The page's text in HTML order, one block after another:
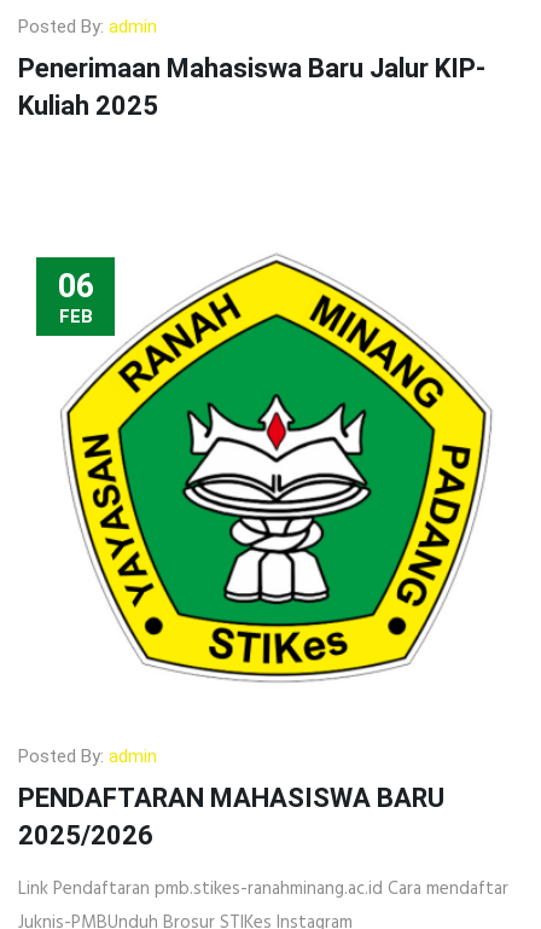
Posted By: admin
Penerimaan Mahasiswa Baru Jalur KIP-
Kuliah 2025
06
FEB
Posted By: admin
PENDAFTARAN MAHASISWA BARU
2025/2026
Link Pendaftaran pmb.stikes-ranahminang.ac.id Cara mendaftar
Juknis-PMBUnduh Brosur STIKes Instagram